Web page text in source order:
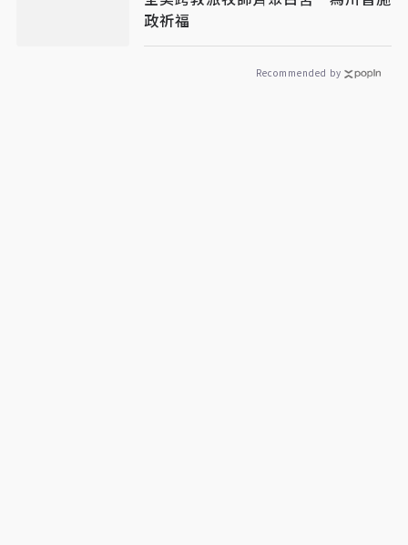
政祈福
Recommended by